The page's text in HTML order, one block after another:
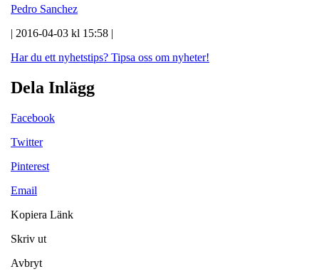
Pedro Sanchez
| 2016-04-03 kl 15:58 |
Har du ett nyhetstips? Tipsa oss om nyheter!
Dela Inlägg
Facebook
Twitter
Pinterest
Email
Kopiera Länk
Skriv ut
Avbryt